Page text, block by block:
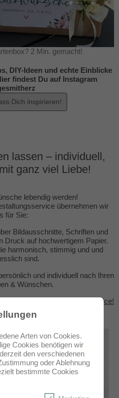
Arten von Cookies.
Cookies benötigen wir
den verschiedenen
oder Ablehnung
bestimmte Cookies
2 Min. gemacht!
DIY-Ideen und echte Einblicke
findest Du auf Instagram
Dich inspirieren!
lassen – individuell,
ganz viel Liebe!
lebendig werden!
übernehmen wir
für Sie:
Bildausschnitte, Schriften und
Druck auf hochwertigem Papier.
harmonisch, stimmig und und
sind.
und individuell nach Ihren
& Wünschen.
individuellen Gestaltungsservice!